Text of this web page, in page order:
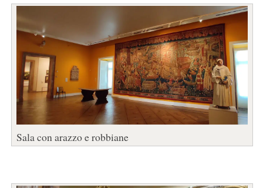
Sala con arazzo e robbiane